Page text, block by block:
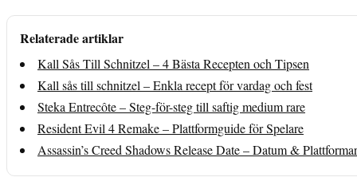
Relaterade artiklar
Kall Sås Till Schnitzel – 4 Bästa Recepten och Tipsen
Kall sås till schnitzel – Enkla recept för vardag och fest
Steka Entrecôte – Steg-för-steg till saftig medium rare
Resident Evil 4 Remake – Plattformguide för Spelare
Assassin’s Creed Shadows Release Date – Datum & Plattformar